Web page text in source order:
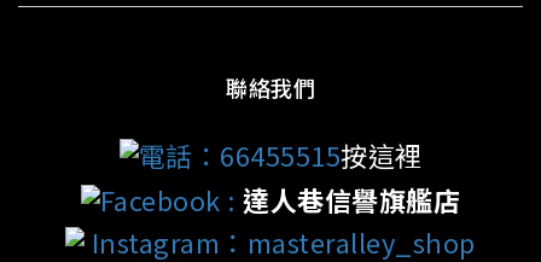
聯絡我們
電話：66455515按這裡
Facebook :達人巷信譽旗艦店
Instagram：masteralley_shop